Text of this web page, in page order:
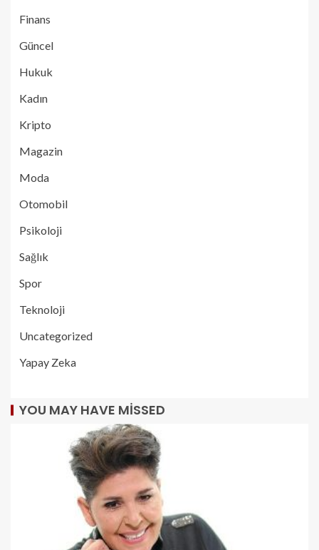
Finans
Güncel
Hukuk
Kadın
Kripto
Magazin
Moda
Otomobil
Psikoloji
Sağlık
Spor
Teknoloji
Uncategorized
Yapay Zeka
YOU MAY HAVE MISSED